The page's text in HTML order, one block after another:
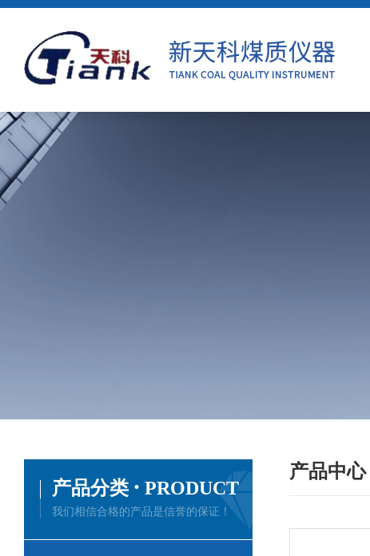
产品中心
产品分类 · PRODUCT
我们相信合格的产品是信誉的保证！